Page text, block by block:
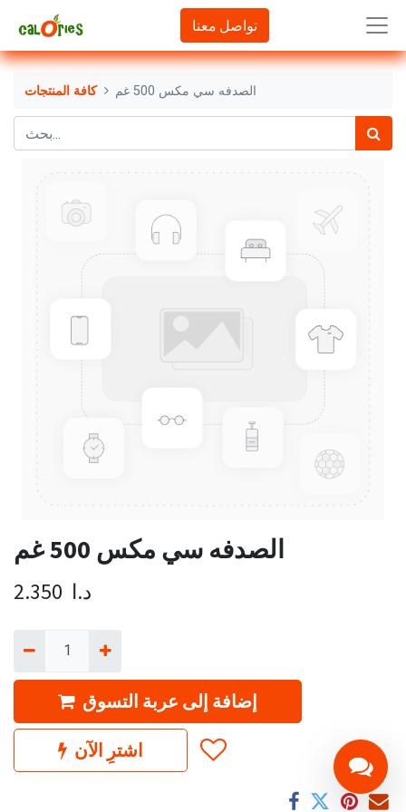
تواصل معنا
كافة المنتجات الصدفه سي مكس 500 غم
الصدفه سي مكس 500 غم
2.350 د.ا
إضافة إلى عربة التسوق
اشترِ الآن